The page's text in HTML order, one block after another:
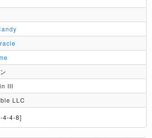
III
LLC
4-4-8]